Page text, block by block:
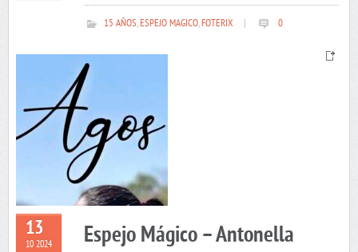
15 AÑOS,ESPEJO MAGICO,FOTERIX 0
13
10 2024 Espejo Mágico – Antonella